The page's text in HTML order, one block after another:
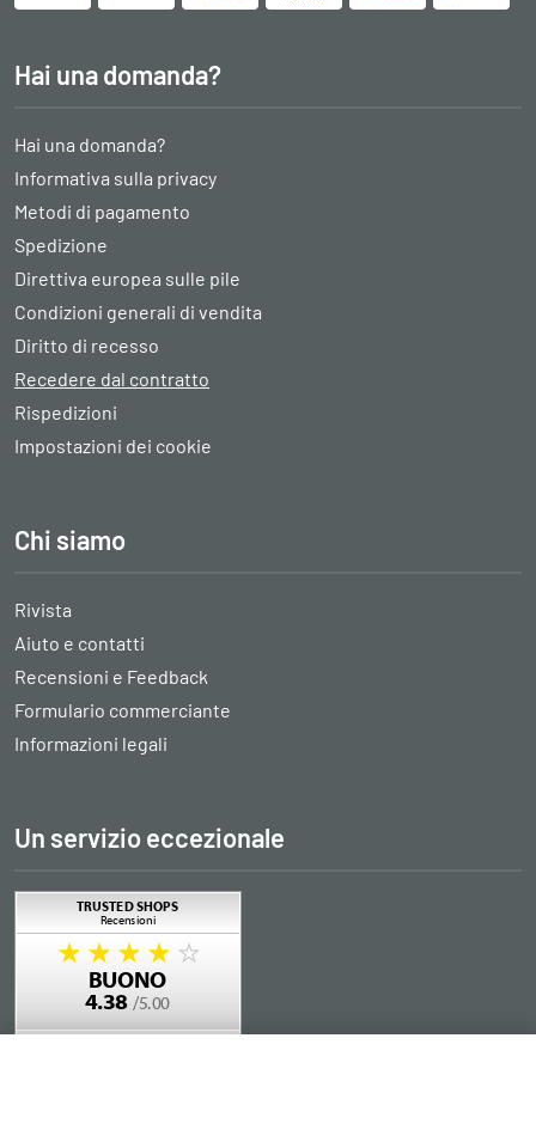
Hai una domanda?
Hai una domanda?
Informativa sulla privacy
Metodi di pagamento
Spedizione
Direttiva europea sulle pile
Condizioni generali di vendita
Diritto di recesso
Recedere dal contratto
Rispedizioni
Impostazioni dei cookie
Chi siamo
Rivista
Aiuto e contatti
Recensioni e Feedback
Formulario commerciante
Informazioni legali
Un servizio eccezionale